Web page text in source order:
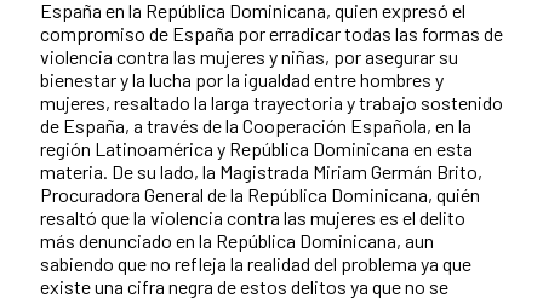
España en la República Dominicana, quien expresó el
compromiso de España por erradicar todas las formas de
violencia contra las mujeres y niñas, por asegurar su
bienestar y la lucha por la igualdad entre hombres y
mujeres, resaltado la larga trayectoria y trabajo sostenido
de España, a través de la Cooperación Española, en la
región Latinoamérica y República Dominicana en esta
materia. De su lado, la Magistrada Miriam Germán Brito,
Procuradora General de la República Dominicana, quién
resaltó que la violencia contra las mujeres es el delito
más denunciado en la República Dominicana, aun
sabiendo que no refleja la realidad del problema ya que
existe una cifra negra de estos delitos ya que no se